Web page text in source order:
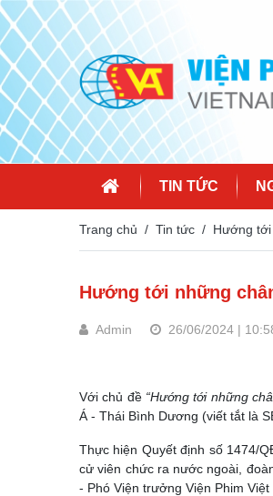
TIN TỨC
Trang chủ Tin tức Hướng
Hướng tới những
Admin 26/06/2024 |
Với chủ đề “Hướng tới những
Á - Thái Bình Dương (viết tắt là
Thực hiện Quyết định số 1474/
cử viên chức ra nước ngoài,
- Phó Viện trưởng Viện Phim